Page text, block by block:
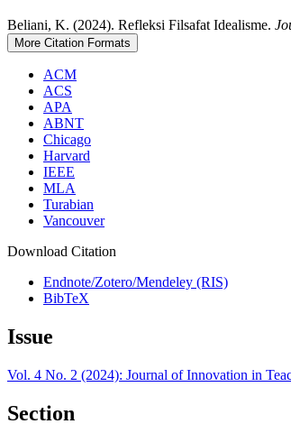
Beliani, K. (2024). Refleksi Filsafat Idealisme.
More Citation Formats
ACM
ACS
APA
ABNT
Chicago
Harvard
IEEE
MLA
Turabian
Vancouver
Download Citation
Endnote/Zotero/Mendeley (RIS)
BibTeX
Issue
Vol. 4 No. 2 (2024): Journal of Innovation in
Section